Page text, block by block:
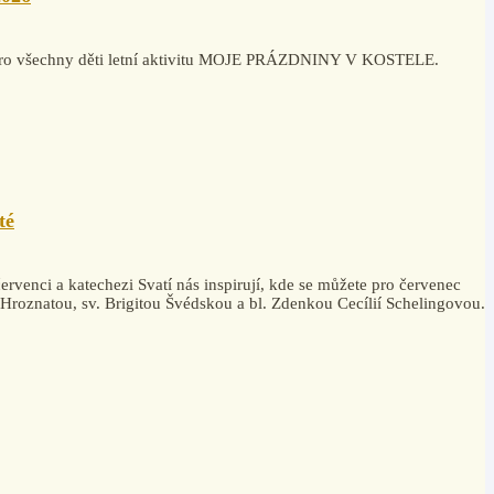
všechny děti letní aktivitu MOJE PRÁZDNINY V KOSTELE.
a katechezi Svatí nás inspirují, kde se můžete pro červenec
sv. Brigitou Švédskou a bl. Zdenkou Cecílií Schelingovou.